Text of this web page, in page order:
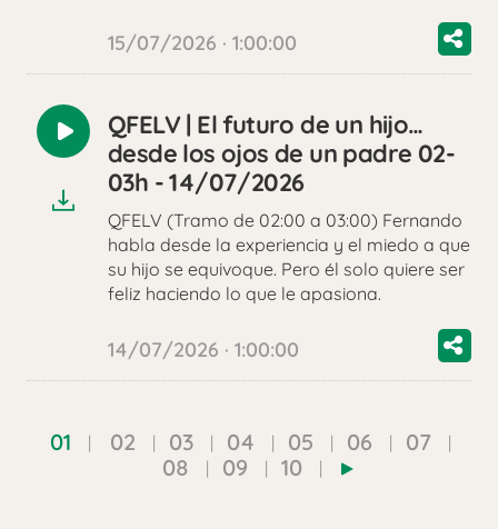
15/07/2026 · 1:00:00
Reproducir
audio
QFELV | El futuro de un hijo…
desde los ojos de un padre 02-
03h - 14/07/2026
QFELV (Tramo de 02:00 a 03:00) Fernando
habla desde la experiencia y el miedo a que
su hijo se equivoque. Pero él solo quiere ser
feliz haciendo lo que le apasiona.
14/07/2026 · 1:00:00
01 02 03 04 05 06
07
08
09 10